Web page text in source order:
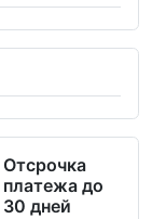
Отсрочка
платежа до
30 дней